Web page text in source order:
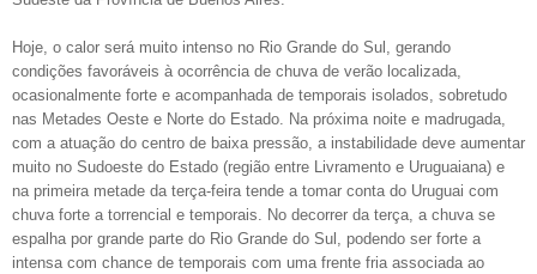
Hoje, o calor será muito intenso no Rio Grande do Sul, gerando
condições favoráveis à ocorrência de chuva de verão localizada,
ocasionalmente forte e acompanhada de temporais isolados, sobretudo
nas Metades Oeste e Norte do Estado. Na próxima noite e madrugada,
com a atuação do centro de baixa pressão, a instabilidade deve aumentar
muito no Sudoeste do Estado (região entre Livramento e Uruguaiana) e
na primeira metade da terça-feira tende a tomar conta do Uruguai com
chuva forte a torrencial e temporais. No decorrer da terça, a chuva se
espalha por grande parte do Rio Grande do Sul, podendo ser forte a
intensa com chance de temporais com uma frente fria associada ao